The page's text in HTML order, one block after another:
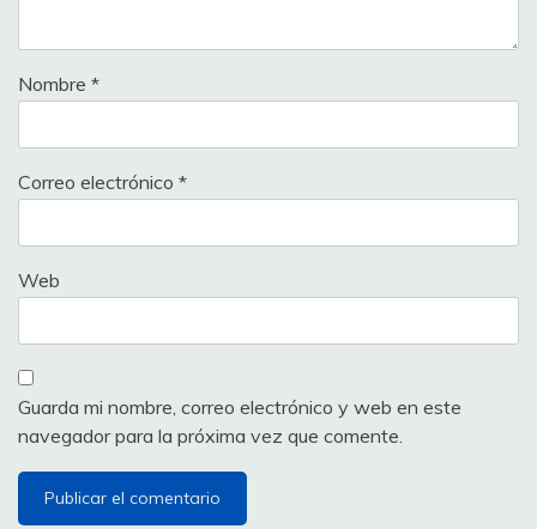
Nombre *
Correo electrónico *
Web
Guarda mi nombre, correo electrónico y web en este
navegador para la próxima vez que comente.